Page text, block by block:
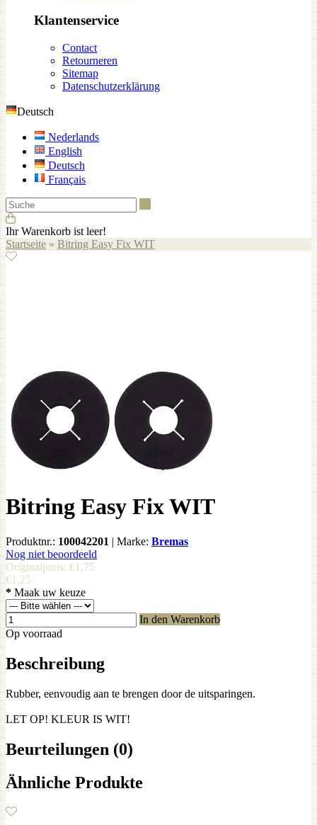
Klantenservice
Contact
Retourneren
Sitemap
Datenschutzerklärung
Deutsch
Nederlands
English
Deutsch
Français
Ihr Warenkorb ist leer!
Startseite » Bitring Easy Fix WIT
Bitring Easy Fix WIT
Produktnr.: 100042201 | Marke: Bremas
Nog niet beoordeeld
Originalpreis: €1,75
€1,25
* Maak uw keuze
In den Warenkorb
Op voorraad
Beschreibung
Rubber, eenvoudig aan te brengen door de uitsparingen.
LET OP! KLEUR IS WIT!
Beurteilungen (0)
Ähnliche Produkte